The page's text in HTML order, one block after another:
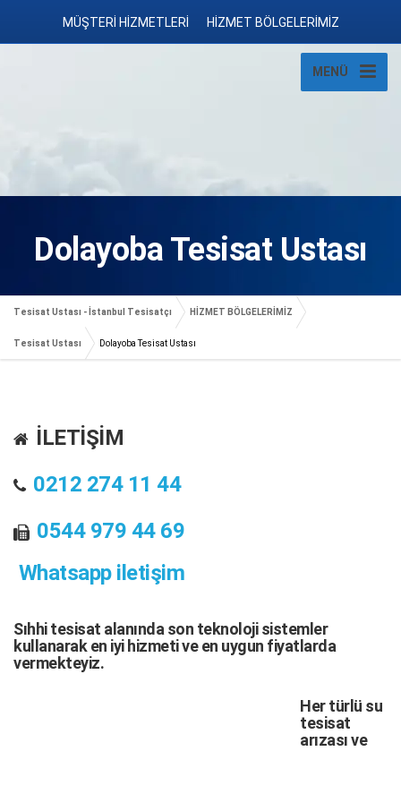
MÜŞTERİ HİZMETLERİ HİZMET BÖLGELERİMİZ
MENÜ
Dolayoba Tesisat Ustası
Tesisat Ustası - İstanbul Tesisatçı HİZMET BÖLGELERİMİZ
Tesisat Ustası Dolayoba Tesisat Ustası
İLETİŞİM
0212 274 11 44
0544 979 44 69
Whatsapp iletişim
Sıhhi tesisat alanında son teknoloji sistemler
kullanarak en iyi hizmeti ve en uygun fiyatlarda
vermekteyiz.
Her türlü su
tesisat
arızasıve